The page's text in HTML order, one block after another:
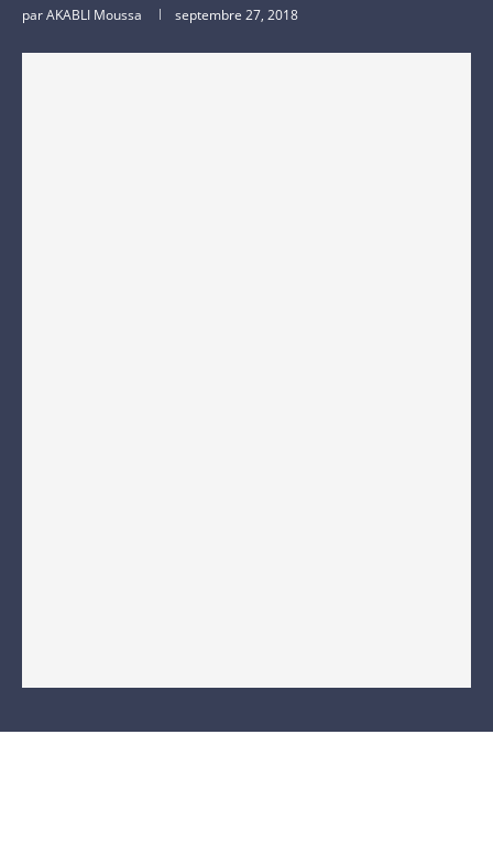
parAKABLI Moussa septembre 27, 2018